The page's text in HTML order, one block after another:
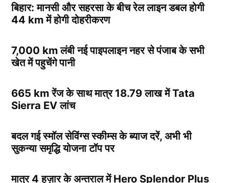
बिहार: मानसी और सहरसा के बीच रेल लाइन डबल होगी
44 km में होगी दोहरीकरण
7,000 km लंबी नई पाइपलाइन नहर से पंजाब के सभी
खेत में पहुचेंगे पानी
665 km रेंज के साथ मात्र 18.79 लाख में Tata
Sierra EV लांच
बदल गई स्मॉल सेविंग्स स्कीम्स के ब्याज दरें, अभी भी
सुकन्या समृद्धि योजना टॉप पर
मात्र 4 हज़ार के अन्तराल में Hero Splendor Plus